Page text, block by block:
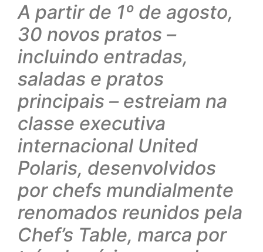
A partir de 1º de agosto,
30 novos pratos –
incluindo entradas,
saladas e pratos
principais – estreiam na
classe executiva
internacional United
Polaris, desenvolvidos
por chefs mundialmente
renomados reunidos pela
Chef’s Table, marca por